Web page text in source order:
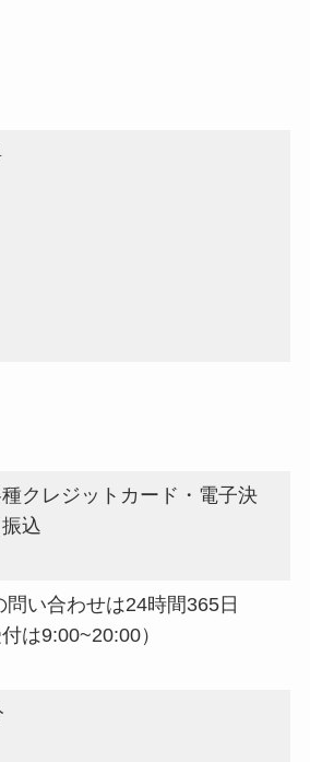
クレジットカード・電子決
込
問い合わせは24時間365日
付は9:00~20:00）